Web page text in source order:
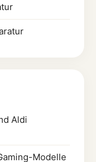
Aldi
Modelle